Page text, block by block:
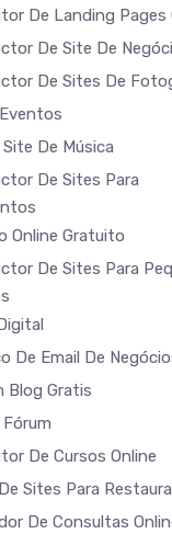
De Landing Pages
De Site De
De Sites De
De Música
De Sites Para
Online Gratuito
De Sites Para
De Email De
Blog Gratis
De Cursos Online
Sites Para
De Consultas